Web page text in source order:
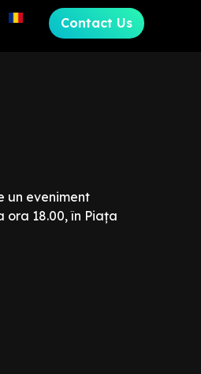
Contact Us
un eveniment
18.00, în Piața